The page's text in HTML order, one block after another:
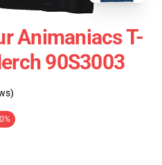
Animaniacs T-
90S3003